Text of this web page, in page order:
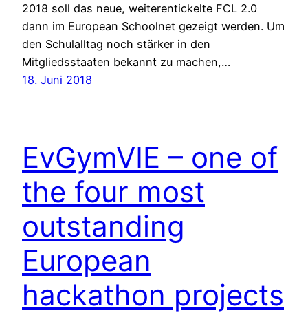
2018 soll das neue, weiterentickelte FCL 2.0
dann im European Schoolnet gezeigt werden. Um
den Schulalltag noch stärker in den
Mitgliedsstaaten bekannt zu machen,…
18. Juni 2018
EvGymVIE – one of
the four most
outstanding
European
hackathon projects